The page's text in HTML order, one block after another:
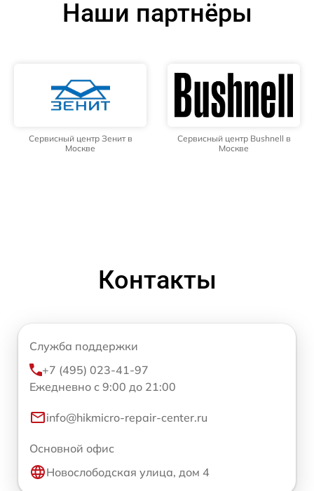
Наши партнёры
Сервисный центр Зенит в
Москве
Сервисный центр Bushnell в
Москве
Контакты
Служба поддержки
+7 (495) 023-41-97
Ежедневно с 9:00 до 21:00
info@hikmicro-repair-center.ru
Основной офис
Новослободская улица, дом 4